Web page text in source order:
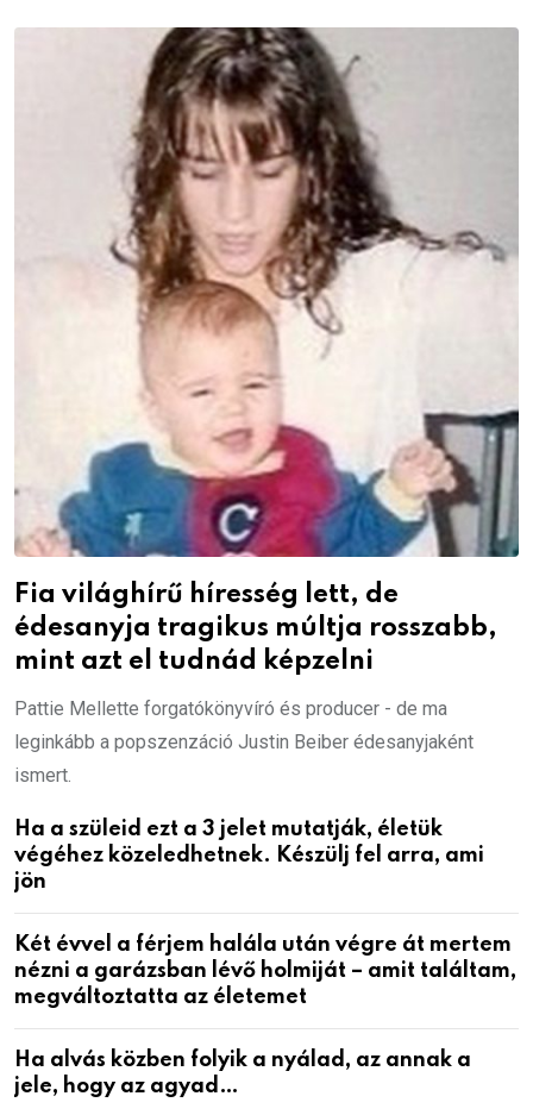
Fia világhírű híresség lett, de
édesanyja tragikus múltja rosszabb,
mint azt el tudnád képzelni
Pattie Mellette forgatókönyvíró és producer - de ma
leginkább a popszenzáció Justin Beiber édesanyjaként
ismert.
Ha a szüleid ezt a 3 jelet mutatják, életük
végéhez közeledhetnek. Készülj fel arra, ami
jön
Két évvel a férjem halála után végre át mertem
nézni a garázsban lévő holmiját – amit találtam,
megváltoztatta az életemet
Ha alvás közben folyik a nyálad, az annak a
jele, hogy az agyad…